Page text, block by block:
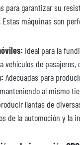
para garantizar su
máquinas son
Ideal para la
vehículos de
Adecuadas para
al mismo
llantas de
de la automoción y la